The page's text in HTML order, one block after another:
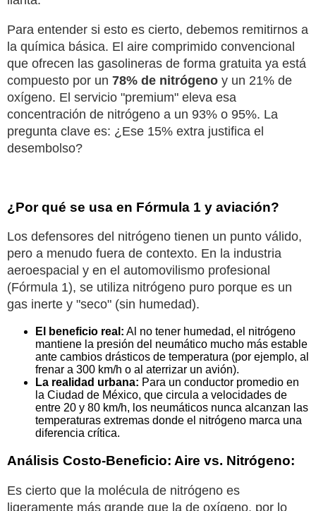
Para entender si esto es cierto, debemos remitirnos a
la química básica. El aire comprimido convencional
que ofrecen las gasolineras de forma gratuita ya está
compuesto por un 78% de nitrógeno y un 21% de
oxígeno. El servicio "premium" eleva esa
concentración de nitrógeno a un 93% o 95%. La
pregunta clave es: ¿Ese 15% extra justifica el
desembolso?
¿Por qué se usa en Fórmula 1 y aviación?
Los defensores del nitrógeno tienen un punto válido,
pero a menudo fuera de contexto. En la industria
aeroespacial y en el automovilismo profesional
(Fórmula 1), se utiliza nitrógeno puro porque es un
gas inerte y "seco" (sin humedad).
El beneficio real: Al no tener humedad, el nitrógeno
mantiene la presión del neumático mucho más estable
ante cambios drásticos de temperatura (por ejemplo, al
frenar a 300 km/h o al aterrizar un avión).
La realidad urbana: Para un conductor promedio en
la Ciudad de México, que circula a velocidades de
entre 20 y 80 km/h, los neumáticos nunca alcanzan las
temperaturas extremas donde el nitrógeno marca una
diferencia crítica.
Análisis Costo-Beneficio: Aire vs. Nitrógeno:
Es cierto que la molécula de nitrógeno es
ligeramente más grande que la de oxígeno, por lo